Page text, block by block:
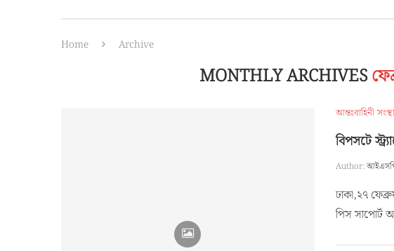
Home Archive
MONTHLY ARCHIVES
আন্তঃবাহিনী সংস্থা
বিপসটে
Author:
ঢাকা,২৭
পিস সাপোর্ট